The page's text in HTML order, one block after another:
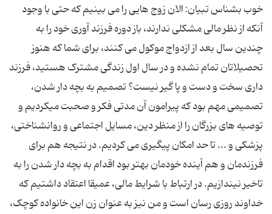
خوب بشناس تبیان: الان زوج هایی را می بینیم که حتی با وجود
آنکه از نظر مالی مشکلی ندارند، باز دوره فرزند آوری خود را به
چندین سال بعد از ازدواج موکول می کنند، برای شما که هنوز
تحصیلاتان تمام نشده و در سال اول زندگی مشترک هستید، فرزند
داری سخت و دست و پا گیر نیست؟ تصمیم به بچه دار شدن،
تصمیمی مهم بود که پیرامون آن مدتی فکر و صحبت میکردیم و
توصیه های بزرگان را از منظر دین، مسایل اجتماعی و روانشناختی،
پزشکی و ... تا حد امکان پیگیری می کردیم. در نتیجه هم برای
فرزندمان و هم آینده خودمان بهتر بود اقدام به بچه دار شدن را به
تاخیر نیندازیم. در ارتباط با شرایط مالی، عمیقا اعتقاد داشتیم که
خداوند روزی رسان است و من نیز به عنوان زن این خانواده کوچک،